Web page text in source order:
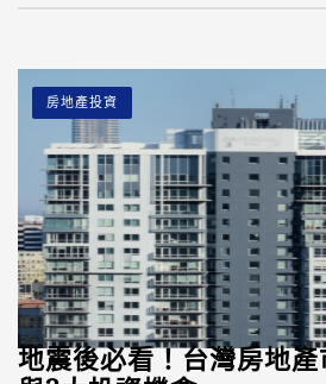
房地產投資
地震後必看！台灣房地